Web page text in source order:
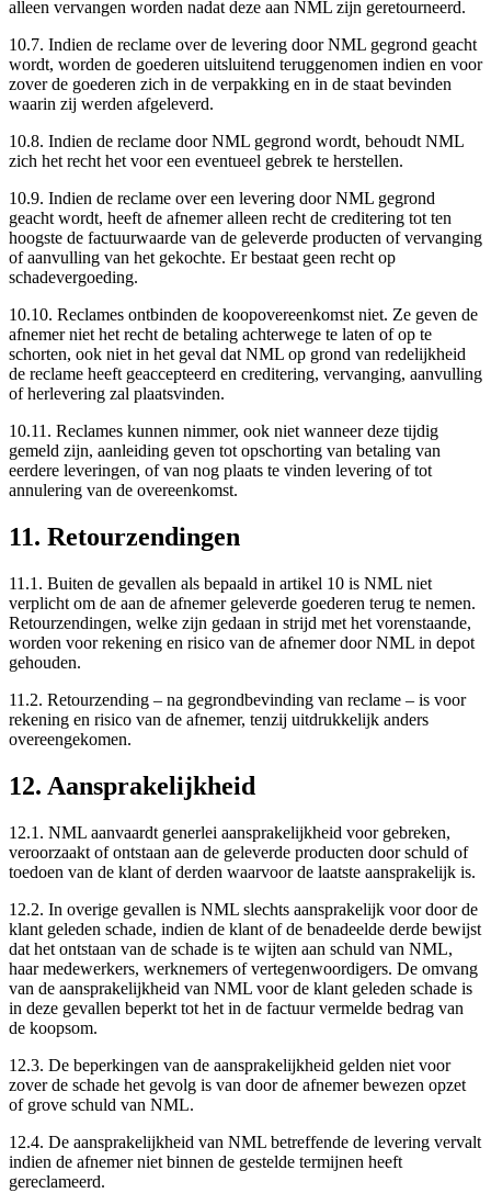
alleen vervangen worden nadat deze aan NML zijn geretourneerd.
10.7. Indien de reclame over de levering door NML gegrond geacht
wordt, worden de goederen uitsluitend teruggenomen indien en voor
zover de goederen zich in de verpakking en in de staat bevinden
waarin zij werden afgeleverd.
10.8. Indien de reclame door NML gegrond wordt, behoudt NML
zich het recht het voor een eventueel gebrek te herstellen.
10.9. Indien de reclame over een levering door NML gegrond
geacht wordt, heeft de afnemer alleen recht de creditering tot ten
hoogste de factuurwaarde van de geleverde producten of vervanging
of aanvulling van het gekochte. Er bestaat geen recht op
schadevergoeding.
10.10. Reclames ontbinden de koopovereenkomst niet. Ze geven de
afnemer niet het recht de betaling achterwege te laten of op te
schorten, ook niet in het geval dat NML op grond van redelijkheid
de reclame heeft geaccepteerd en creditering, vervanging, aanvulling
of herlevering zal plaatsvinden.
10.11. Reclames kunnen nimmer, ook niet wanneer deze tijdig
gemeld zijn, aanleiding geven tot opschorting van betaling van
eerdere leveringen, of van nog plaats te vinden levering of tot
annulering van de overeenkomst.
11. Retourzendingen
11.1. Buiten de gevallen als bepaald in artikel 10 is NML niet
verplicht om de aan de afnemer geleverde goederen terug te nemen.
Retourzendingen, welke zijn gedaan in strijd met het vorenstaande,
worden voor rekening en risico van de afnemer door NML in depot
gehouden.
11.2. Retourzending – na gegrondbevinding van reclame – is voor
rekening en risico van de afnemer, tenzij uitdrukkelijk anders
overeengekomen.
12. Aansprakelijkheid
12.1. NML aanvaardt generlei aansprakelijkheid voor gebreken,
veroorzaakt of ontstaan aan de geleverde producten door schuld of
toedoen van de klant of derden waarvoor de laatste aansprakelijk is.
12.2. In overige gevallen is NML slechts aansprakelijk voor door de
klant geleden schade, indien de klant of de benadeelde derde bewijst
dat het ontstaan van de schade is te wijten aan schuld van NML,
haar medewerkers, werknemers of vertegenwoordigers. De omvang
van de aansprakelijkheid van NML voor de klant geleden schade is
in deze gevallen beperkt tot het in de factuur vermelde bedrag van
de koopsom.
12.3. De beperkingen van de aansprakelijkheid gelden niet voor
zover de schade het gevolg is van door de afnemer bewezen opzet
of grove schuld van NML.
12.4. De aansprakelijkheid van NML betreffende de levering vervalt
indien de afnemer niet binnen de gestelde termijnen heeft
gereclameerd.